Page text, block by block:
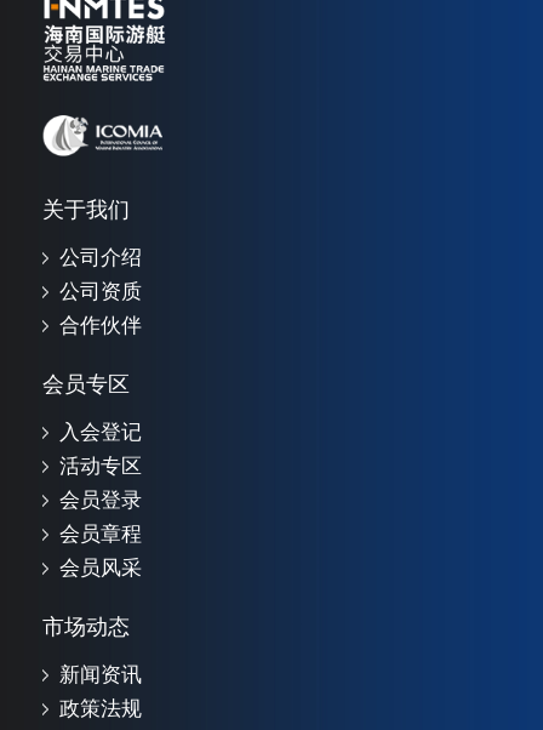
关于我们
公司介绍
公司资质
合作伙伴
会员专区
入会登记
活动专区
会员登录
会员章程
会员风采
市场动态
新闻资讯
政策法规